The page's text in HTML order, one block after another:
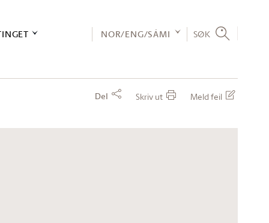
NOR/ENG/SÁMI SØK
Del Skriv ut Meld feil